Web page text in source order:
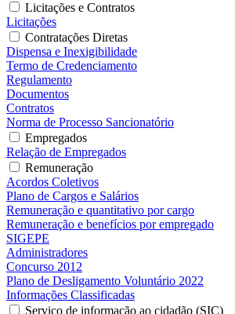
Licitações e Contratos
Licitações
Contratações Diretas
Dispensa e Inexigibilidade
Termo de Credenciamento
Regulamento
Documentos
Contratos
Norma de Processo Sancionatório
Empregados
Relação de Empregados
Remuneração
Acordos Coletivos
Plano de Cargos e Salários
Remuneração e quantitativo por cargo
Remuneração e benefícios por empregado
SIGEPE
Administradores
Concurso 2012
Plano de Desligamento Voluntário 2022
Informações Classificadas
Serviço de informação ao cidadão (SIC)